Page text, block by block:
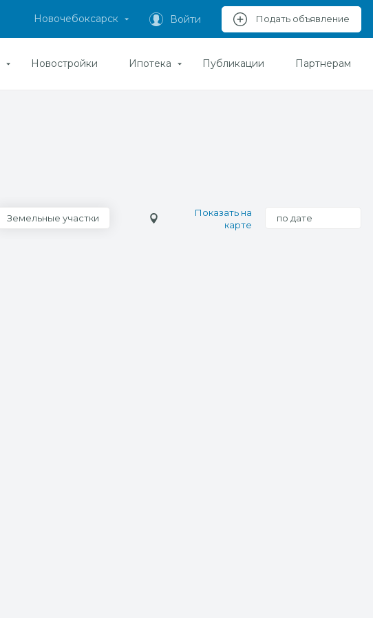
Новочебоксарск Войти Подать объявление
Новостройки Ипотека Публикации Партнерам
Земельные участки
Показать на
карте
по дате